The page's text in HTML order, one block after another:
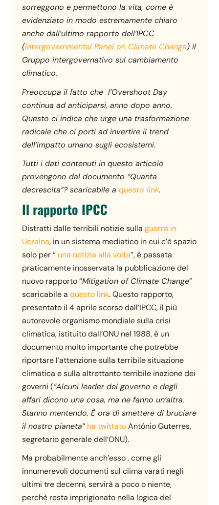
sorreggono e permettono la vita, come è
evidenziato in modo estremamente chiaro
anche dall’ultimo rapporto dell’IPCC
(Intergovernmental Panel on Climate Change) il
Gruppo intergovernativo sul cambiamento
climatico.
Preoccupa il fatto che l’Overshoot Day
continua ad anticiparsi, anno dopo anno.
Questo ci indica che urge una trasformazione
radicale che ci porti ad invertire il trend
dell’impatto umano sugli ecosistemi.
Tutti i dati contenuti in questo articolo
provengono dal documento “Quanta
decrescita”? scaricabile aquesto link.
Il rapporto IPCC
Distratti dalle terribili notizie sullaguerra in
Ucraina, in un sistema mediatico in cui c’è spazio
solo per “ una notizia alla volta”, è passata
praticamente inosservata la pubblicazione del
nuovo rapporto “Mitigation of Climate Change”
scaricabile aquesto link. Questo rapporto,
presentato il 4 aprile scorso dall’IPCC, il più
autorevole organismo mondiale sulla crisi
climatica, istituito dall’ONU nel 1988, è un
documento molto importante che potrebbe
riportare l’attenzione sulla terribile situazione
climatica e sulla altrettanto terribile inazione dei
governi (“Alcuni leader del governo e degli
affari dicono una cosa, ma ne fanno un’altra.
Stanno mentendo. È ora di smettere di bruciare
il nostro pianeta” ha twittatoAntónio Guterres,
segretario generale dell’ONU).
Ma probabilmente anch’esso , come gli
innumerevoli documenti sul clima varati negli
ultimi tre decenni, servirà a poco o niente,
perchè resta imprigionato nella logica del